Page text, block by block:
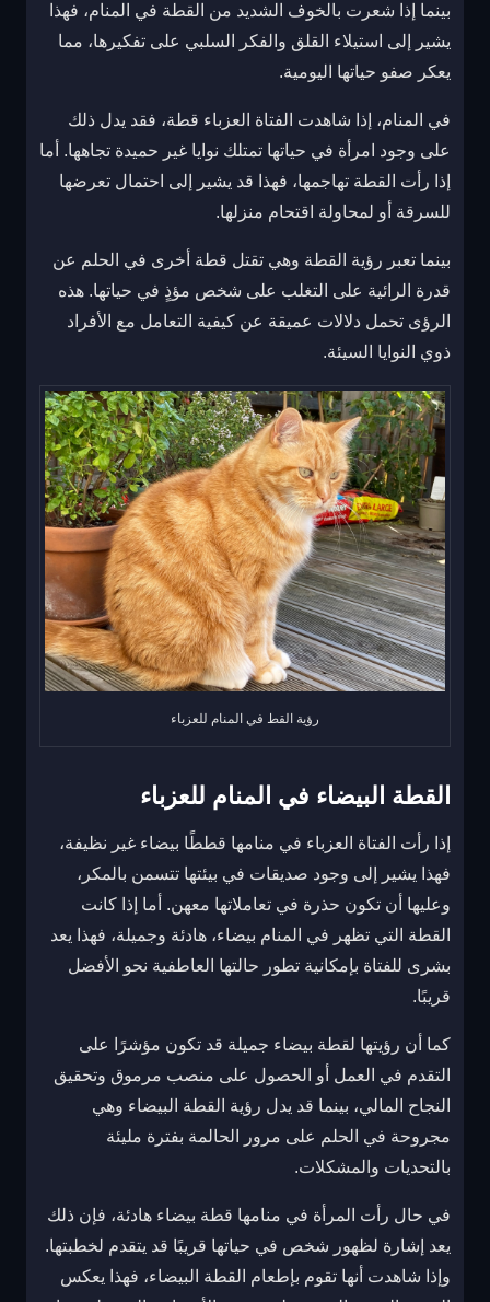
بينما إذا شعرت بالخوف الشديد من القطة في المنام، فهذا
يشير إلى استيلاء القلق والفكر السلبي على تفكيرها، مما
يعكر صفو حياتها اليومية.
في المنام، إذا شاهدت الفتاة العزباء قطة، فقد يدل ذلك
على وجود امرأة في حياتها تمتلك نوايا غير حميدة تجاهها. أما
إذا رأت القطة تهاجمها، فهذا قد يشير إلى احتمال تعرضها
للسرقة أو لمحاولة اقتحام منزلها.
بينما تعبر رؤية القطة وهي تقتل قطة أخرى في الحلم عن
قدرة الرائية على التغلب على شخص مؤذٍ في حياتها. هذه
الرؤى تحمل دلالات عميقة عن كيفية التعامل مع الأفراد
ذوي النوايا السيئة.
رؤية القط في المنام للعزباء
القطة البيضاء في المنام للعزباء
إذا رأت الفتاة العزباء في منامها قططًا بيضاء غير نظيفة،
فهذا يشير إلى وجود صديقات في بيئتها تتسمن بالمكر،
وعليها أن تكون حذرة في تعاملاتها معهن. أما إذا كانت
القطة التي تظهر في المنام بيضاء، هادئة وجميلة، فهذا يعد
بشرى للفتاة بإمكانية تطور حالتها العاطفية نحو الأفضل
قريبًا.
كما أن رؤيتها لقطة بيضاء جميلة قد تكون مؤشرًا على
التقدم في العمل أو الحصول على منصب مرموق وتحقيق
النجاح المالي، بينما قد يدل رؤية القطة البيضاء وهي
مجروحة في الحلم على مرور الحالمة بفترة مليئة
بالتحديات والمشكلات.
في حال رأت المرأة في منامها قطة بيضاء هادئة، فإن ذلك
يعد إشارة لظهور شخص في حياتها قريبًا قد يتقدم لخطبتها.
وإذا شاهدت أنها تقوم بإطعام القطة البيضاء، فهذا يعكس